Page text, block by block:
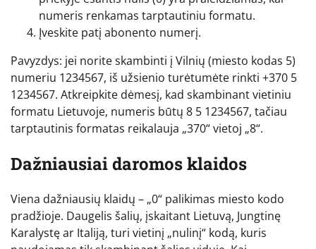
numeris renkamas tarptautiniu formatu.
Įveskite patį abonento numerį.
Pavyzdys: jei norite skambinti į Vilnių (miesto kodas 5)
numeriu 1234567, iš užsienio turėtumėte rinkti +370 5
1234567. Atkreipkite dėmesį, kad skambinant vietiniu
formatu Lietuvoje, numeris būtų 8 5 1234567, tačiau
tarptautinis formatas reikalauja „370“ vietoj „8“.
Dažniausiai daromos klaidos
Viena dažniausių klaidų – „0“ palikimas miesto kodo
pradžioje. Daugelis šalių, įskaitant Lietuvą, Jungtinę
Karalystę ar Italiją, turi vietinį „nulinį“ kodą, kuris